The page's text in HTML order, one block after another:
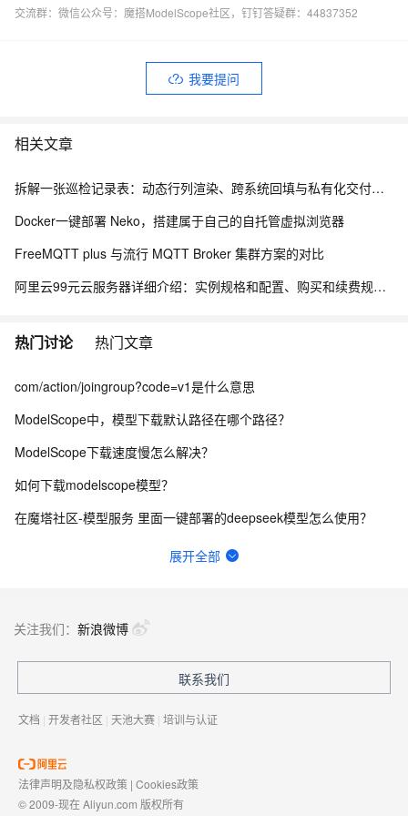
交流群：微信公众号：魔搭ModelScope社区，钉钉答疑群：44837352
我要提问
相关文章
拆解一张巡检记录表：动态行列渲染、跨系统回填与私有化交付的工程实践
Docker一键部署 Neko，搭建属于自己的自托管虚拟浏览器
FreeMQTT plus 与流行 MQTT Broker 集群方案的对比
阿里云99元云服务器详细介绍：实例规格和配置、购买和续费规则、适用场景解析
热门讨论 热门文章
com/action/joingroup?code=v1是什么意思
ModelScope中，模型下载默认路径在哪个路径？
ModelScope下载速度慢怎么解决？
如何下载modelscope模型？
在魔塔社区-模型服务 里面一键部署的deepseek模型怎么使用？
零门槛玩转AI声音定制，3分钟即可复刻你的发音模型
请问Modelscope互联网如何访问Notebook的服务呢？
外部网络如何访问modelscope notebook EAIS部署的应用
展开全部
关注我们： 新浪微博
联系我们
文档 | 开发者社区 | 天池大赛 | 培训与认证
法律声明及隐私权政策 | Cookies政策
© 2009-现在 Aliyun.com 版权所有